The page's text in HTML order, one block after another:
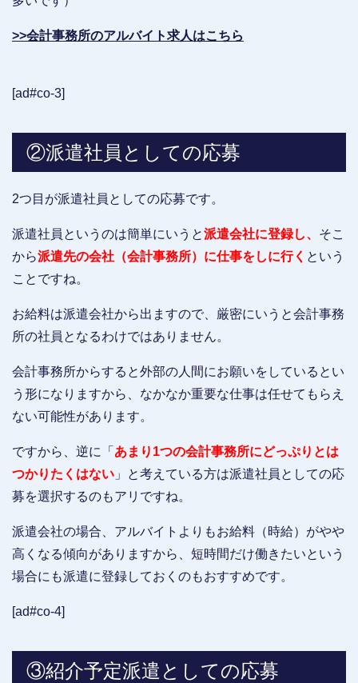
>>会計事務所のアルバイト求人はこちら
[ad#co-3]
②派遣社員としての応募
2つ目が派遣社員としての応募です。
派遣社員というのは簡単にいうと派遣会社に登録し、 そこ
から派遣先の会社（会計事務所）に仕事をしに行く という
ことですね。
お給料は派遣会社から出ますので、厳密にいうと会計事務
所の社員となるわけではありません。
会計事務所からすると外部の人間にお願いをしているとい
う形になりますから、なかなか重要な仕事は任せてもらえ
ない可能性があります。
ですから、逆に「 あまり1つの会計事務所にどっぷりとは
つかりたくはない 」と考えている方は派遣社員としての応
募を選択するのもアリですね。
派遣会社の場合、アルバイトよりもお給料（時給）がやや
高くなる傾向がありますから、短時間だけ働きたいという
場合にも派遣に登録しておくのもおすすめです。
[ad#co-4]
③紹介予定派遣としての応募